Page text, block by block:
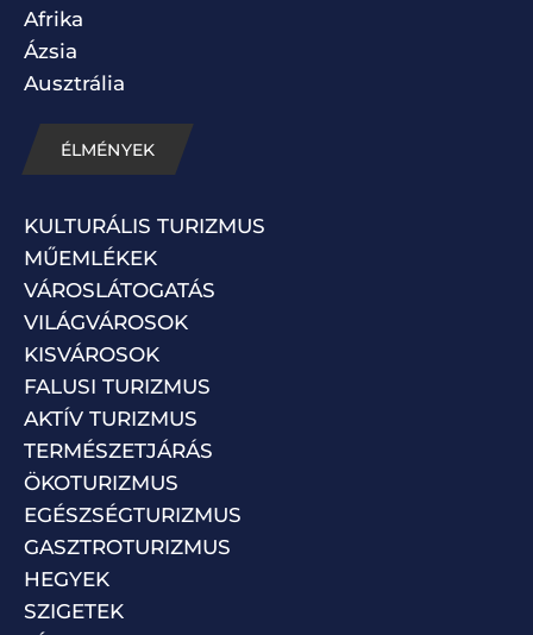
Afrika
Ázsia
Ausztrália
ÉLMÉNYEK
KULTURÁLIS TURIZMUS
MŰEMLÉKEK
VÁROSLÁTOGATÁS
VILÁGVÁROSOK
KISVÁROSOK
FALUSI TURIZMUS
AKTÍV TURIZMUS
TERMÉSZETJÁRÁS
ÖKOTURIZMUS
EGÉSZSÉGTURIZMUS
GASZTROTURIZMUS
HEGYEK
SZIGETEK